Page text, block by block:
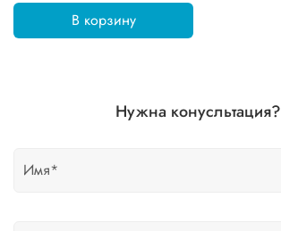
В корзину
Нужна конусльтация?